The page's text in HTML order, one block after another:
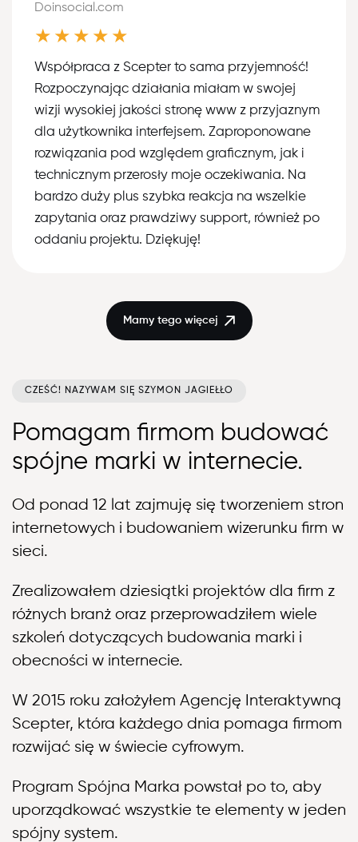
Doinsocial.com
★★★★★
Współpraca z Scepter to sama przyjemność!
Rozpoczynając działania miałam w swojej
wizji wysokiej jakości stronę www z przyjaznym
dla użytkownika interfejsem. Zaproponowane
rozwiązania pod względem graficznym, jak i
technicznym przerosły moje oczekiwania. Na
bardzo duży plus szybka reakcja na wszelkie
zapytania oraz prawdziwy support, również po
oddaniu projektu. Dziękuję!
Mamy tego więcej
CZEŚĆ! NAZYWAM SIĘ SZYMON JAGIEŁŁO
Pomagam firmom budować
spójne marki w internecie.
Od ponad 12 lat zajmuję się tworzeniem stron
internetowych i budowaniem wizerunku firm w
sieci.
Zrealizowałem dziesiątki projektów dla firm z
różnych branż oraz przeprowadziłem wiele
szkoleń dotyczących budowania marki i
obecności w internecie.
W 2015 roku założyłem Agencję Interaktywną
Scepter, która każdego dnia pomaga firmom
rozwijać się w świecie cyfrowym.
Program Spójna Marka powstał po to, aby
uporządkować wszystkie te elementy w jeden
spójny system.